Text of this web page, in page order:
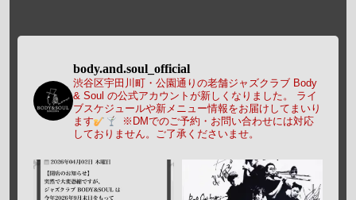
body.and.soul_official
渋谷区宇田川町・公園通りの老舗ジャズクラブ Body
& Soul の公式アカウントが新しくなりました。
ライ
ブスケジュールや新メニュー情報をお届けしてまいり
ます
※DMでのご予約・お問い合わせには対応
しておりません。ご了承くださいませ。